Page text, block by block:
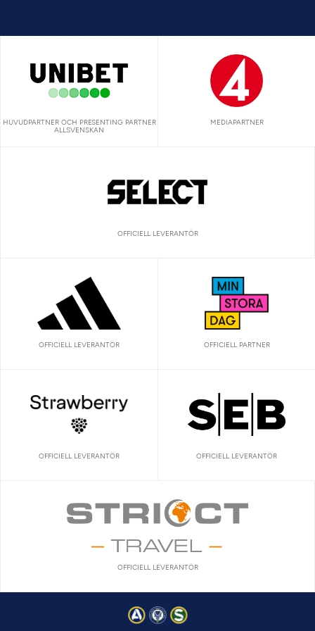
HUVUDPARTNER OCH PRESENTING PARTNER
ALLSVENSKAN
MEDIAPARTNER
OFFICIELL LEVERANTÖR
OFFICIELL LEVERANTÖR OFFICIELL PARTNER
OFFICIELL LEVERANTÖR OFFICIELL LEVERANTÖR
OFFICIELL LEVERANTÖR